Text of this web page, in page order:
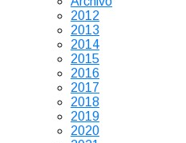
2012
2013
2014
2015
2016
2017
2018
2019
2020